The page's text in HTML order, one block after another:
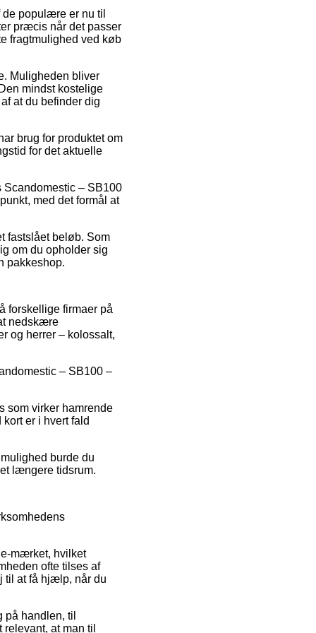
populære er nu til
præcis når det passer
fragtmulighed ved køb
Muligheden bliver
mindst kostelige
at du befinder dig
brug for produktet om
for det aktuelle
Scandomestic – SB100
med det formål at
fastslået beløb. Som
om du opholder sig
pakkeshop.
forskellige firmaer på
nedskære
og herrer – kolossalt,
– SB100 –
som virker hamrende
er i hvert fald
burde du
længere tidsrum.
mærket, hvilket
ofte tilses af
til at få hjælp, når du
handlen, til
at man til